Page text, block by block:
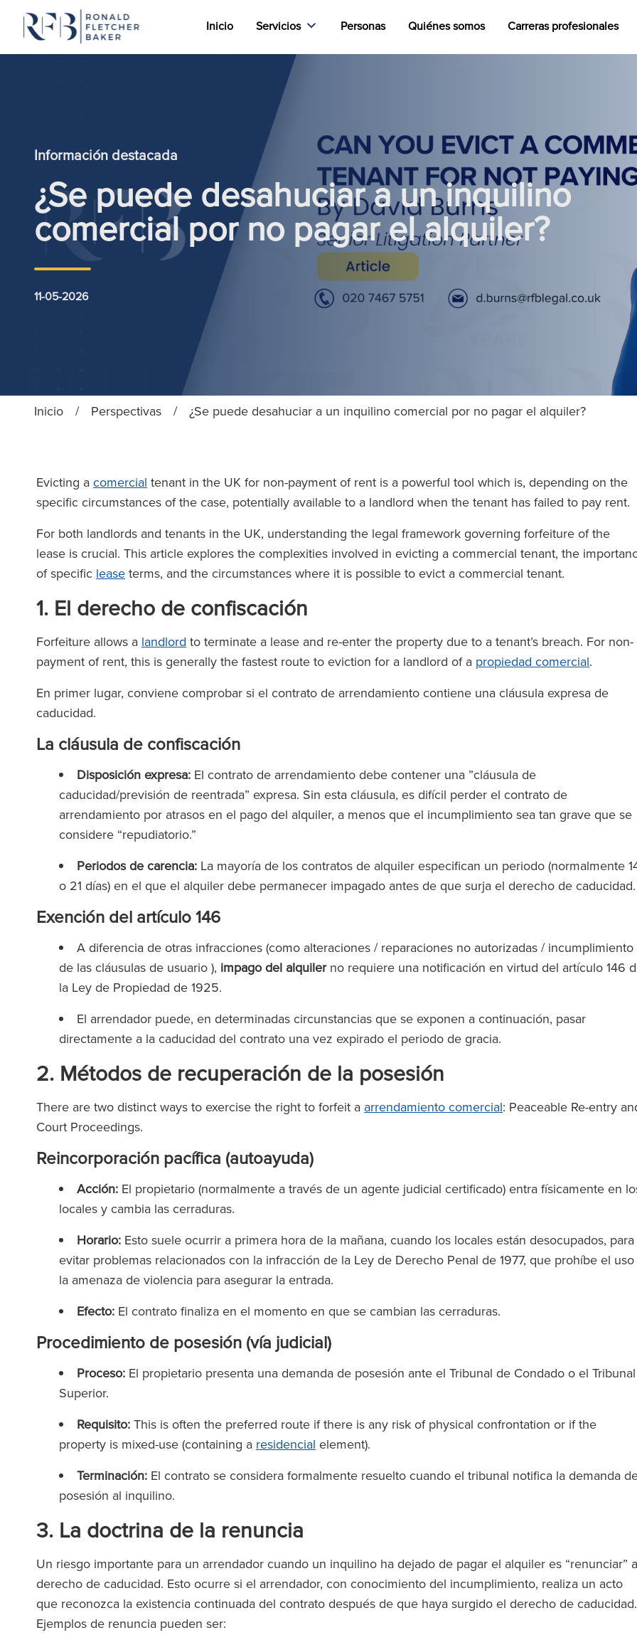
Inicio Servicios Personas Quiénes somos Carreras profesionales
Información destacada
¿Se puede desahuciar a un inquilino
comercial por no pagar el alquiler?
11-05-2026
Inicio / Perspectivas / ¿Se puede desahuciar a un inquilino comercial por no pagar el alquiler?
Evicting a comercial tenant in the UK for non-payment of rent is a powerful tool which is, depending on the
specific circumstances of the case, potentially available to a landlord when the tenant has failed to pay rent.
For both landlords and tenants in the UK, understanding the legal framework governing forfeiture of the
lease is crucial. This article explores the complexities involved in evicting a commercial tenant, the
of specific lease terms, and the circumstances where it is possible to evict a commercial tenant.
1. El derecho de confiscación
Forfeiture allows a landlord to terminate a lease and re-enter the property due to a tenant’s breach. For non-
payment of rent, this is generally the fastest route to eviction for a landlord of a propiedad comercial.
En primer lugar, conviene comprobar si el contrato de arrendamiento contiene una cláusula expresa de
caducidad.
La cláusula de confiscación
Disposición expresa: El contrato de arrendamiento debe contener una ”cláusula de
caducidad/previsión de reentrada” expresa. Sin esta cláusula, es difícil perder el contrato de
arrendamiento por atrasos en el pago del alquiler, a menos que el incumplimiento sea tan grave que se
considere “repudiatorio.”
Periodos de carencia: La mayoría de los contratos de alquiler especifican un periodo (normalmente
o 21 días) en el que el alquiler debe permanecer impagado antes de que surja el derecho de caducidad.
Exención del artículo 146
A diferencia de otras infracciones (como alteraciones / reparaciones no autorizadas / incumplimiento
de las cláusulas de usuario ), impago del alquilerno requiere una notificación en virtud del artículo 146
la Ley de Propiedad de 1925.
El arrendador puede, en determinadas circunstancias que se exponen a continuación, pasar
directamente a la caducidad del contrato una vez expirado el periodo de gracia.
2. Métodos de recuperación de la posesión
There are two distinct ways to exercise the right to forfeit a arrendamiento comercial: Peaceable Re-entry
Court Proceedings.
Reincorporación pacífica (autoayuda)
Acción: El propietario (normalmente a través de un agente judicial certificado) entra físicamente en
locales y cambia las cerraduras.
Horario: Esto suele ocurrir a primera hora de la mañana, cuando los locales están desocupados, para
evitar problemas relacionados con la infracción de la Ley de Derecho Penal de 1977, que prohíbe el
la amenaza de violencia para asegurar la entrada.
Efecto: El contrato finaliza en el momento en que se cambian las cerraduras.
Procedimiento de posesión (vía judicial)
Proceso: El propietario presenta una demanda de posesión ante el Tribunal de Condado o el Tribunal
Superior.
Requisito: This is often the preferred route if there is any risk of physical confrontation or if the
property is mixed-use (containing a residencial element).
Terminación: El contrato se considera formalmente resuelto cuando el tribunal notifica la demanda
posesión al inquilino.
3. La doctrina de la renuncia
Un riesgo importante para un arrendador cuando un inquilino ha dejado de pagar el alquiler es “renunciar”
derecho de caducidad. Esto ocurre si el arrendador, con conocimiento del incumplimiento, realiza un acto
que reconozca la existencia continuada del contrato después de que haya surgido el derecho de caducidad.
Ejemplos de renuncia pueden ser:
de Ronald Fletcher
increíblemente receptivo
a problemas con
comerciales en varias
y su ayuda ha sido
en todas ellas.’
The Legal 500
‘El bufete cuenta con abogados
excepcionales a todos los niveles.
de RFB, sientes que todo el
The Legal 500
(2025)
‘RFB ofrece un servicio Magic
(2024)